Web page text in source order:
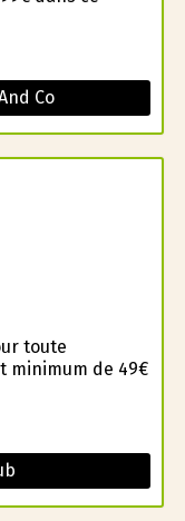
Co
toute
minimum de 49€